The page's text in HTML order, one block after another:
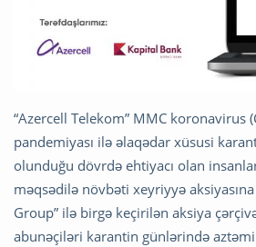
“Azercell Telekom” MMC koronavirus
pandemiyası ilə əlaqədar xüsusi
olunduğu dövrdə ehtiyacı olan
məqsədilə növbəti xeyriyyə
Group” ilə birgə keçirilən aksiya
abunəçiləri karantin günlərində